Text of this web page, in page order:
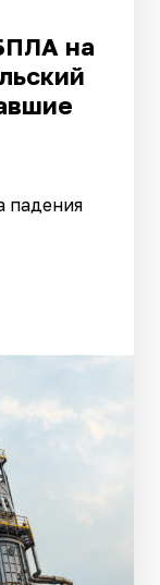
на
падения